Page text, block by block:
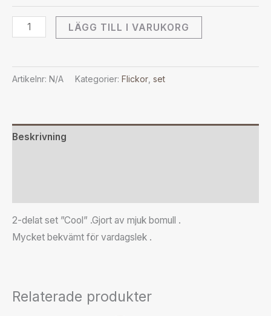
LÄGG TILL I VARUKORG
Artikelnr: N/A Kategorier: Flickor, set
Beskrivning
2-delat set ”Cool” .Gjort av mjuk bomull .
Mycket bekvämt för vardagslek .
Relaterade produkter